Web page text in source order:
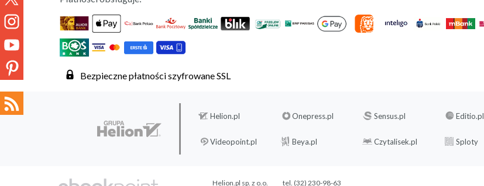
Bezpieczne płatności szyfrowane SSL
Helion.pl Onepress.pl Sensus.pl Editio.pl
Videopoint.pl Beya.pl Czytalisek.pl Sploty
Helion.pl sp. z o.o. tel. (32) 230-98-63